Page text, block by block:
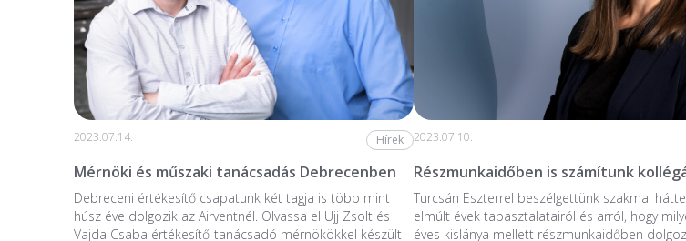
2023.07.14. Hírek
Mérnöki és műszaki tanácsadás Debrecenben
Debreceni értékesítő csapatunk két tagja is több mint
húsz éve dolgozik az Airventnél. Olvassa el Ujj Zsolt és
Vajda Csaba értékesítő-tanácsadó mérnökökkel készült
2023.07.10.
Részmunkaidőben is számítunk
Turcsán Eszterrel beszélgettünk szakmai
elmúlt évek tapasztalatairól és arról, hogy
éves kislánya mellett részmunkaidőben